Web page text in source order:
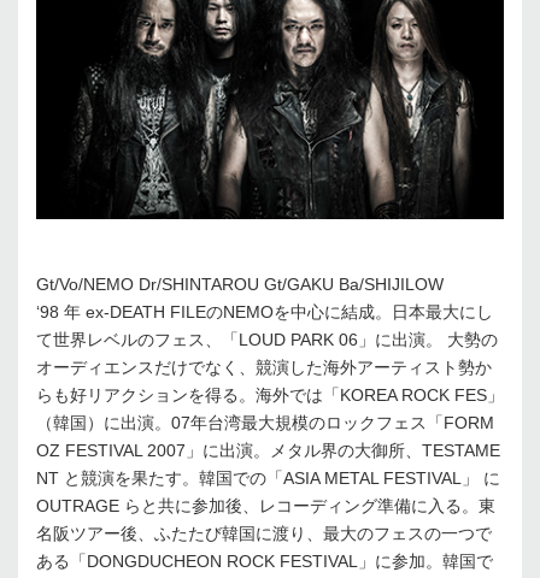
Gt/Vo/NEMO Dr/SHINTAROU Gt/GAKU Ba/SHIJILOW
‘98 年 ex-DEATH FILEのNEMOを中心に結成。日本最大にし
て世界レベルのフェス、「LOUD PARK 06」に出演。 大勢の
オーディエンスだけでなく、競演した海外アーティスト勢か
らも好リアクションを得る。海外では「KOREA ROCK FES」
（韓国）に出演。07年台湾最大規模のロックフェス「FORM
OZ FESTIVAL 2007」に出演。メタル界の大御所、TESTAME
NT と競演を果たす。韓国での「ASIA METAL FESTIVAL」 に
OUTRAGE らと共に参加後、レコーディング準備に入る。東
名阪ツアー後、ふたたび韓国に渡り、最大のフェスの一つで
ある「DONGDUCHEON ROCK FESTIVAL」に参加。韓国で